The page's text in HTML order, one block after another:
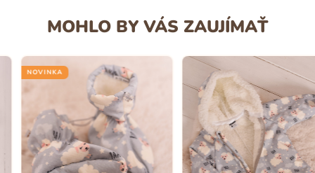
MOHLO BY VÁS ZAUJÍMAŤ
NOVINKA